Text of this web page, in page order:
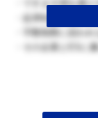
・ですます調を避け
・起承転結を考え
・字数制限に囚われ
・その企業とESに